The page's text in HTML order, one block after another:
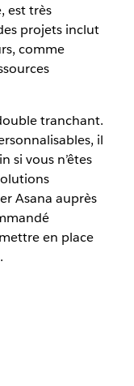
est très
projets inclut
comme
tranchant.
il
si vous n’êtes
Asana auprès
en place